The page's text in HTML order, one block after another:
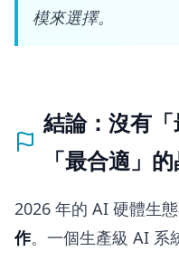
模來選擇。
結論：沒有
「最合適」
2026 年的 AI 硬體生
作。一個生產級 AI 系